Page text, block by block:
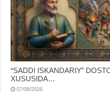
“SADDI ISKANDARIY”
XUSUSIDA…
07/08/2026